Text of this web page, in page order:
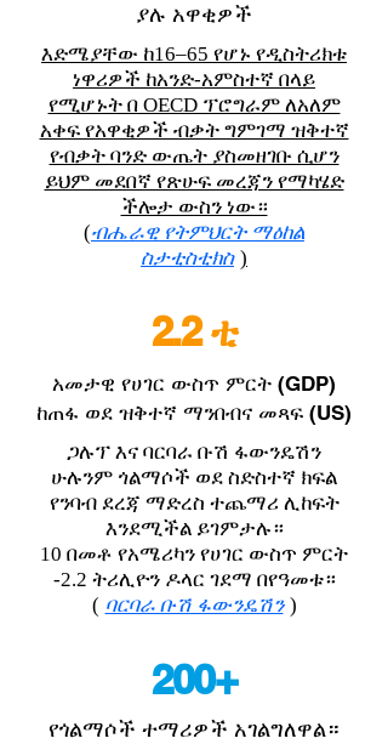
ያሉ አዋቂዎች
እድሜያቸው ከ16–65 የሆኑ የዲስትሪክቱ
ነዋሪዎች ከአንድ-አምስተኛ በላይ
የሚሆኑት በ OECD ፕሮግራም ለአለም
አቀፍ የአዋቂዎች ብቃት ግምገማ ዝቅተኛ
የብቃት ባንድ ውጤት ያስመዘገቡ ሲሆን
ይህም መደበኛ የጽሁፍ መረጃን የማካሄድ
ችሎታ ውስን ነው።
(ብሔራዊ የትምህርት ማዕከል
ስታቲስቲክስ )
2.2 ቲ
አመታዊ የሀገር ውስጥ ምርት (GDP)
ከጠፋ ወደ ዝቅተኛ ማንበብና መጻፍ (US)
ጋሉፕ እና ባርባራ ቡሽ ፋውንዴሽን
ሁሉንም ጎልማሶች ወደ ስድስተኛ ክፍል
የንባብ ደረጃ ማድረስ ተጨማሪ ሊከፍት
እንደሚችል ይገምታሉ።
10 በመቶ የአሜሪካን የሀገር ውስጥ ምርት
-2.2 ትሪሊዮን ዶላር ገደማ በየዓመቱ።
( ባርባራ ቡሽ ፋውንዴሽን )
200+
የጎልማሶች ተማሪዎች አገልግለዋል።